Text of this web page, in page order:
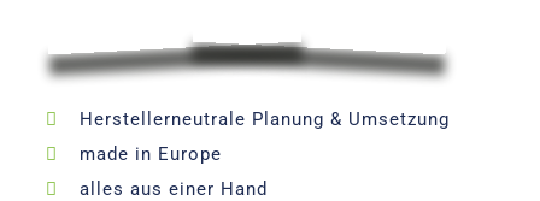
Herstellerneutrale Planung & Umsetzung
made in Europe
alles aus einer Hand